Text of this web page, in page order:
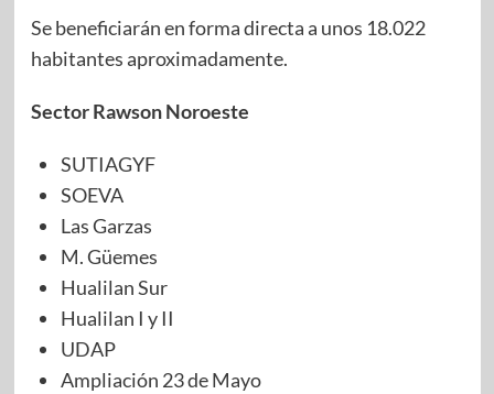
Se beneficiarán en forma directa a unos 18.022
habitantes aproximadamente.
Sector Rawson Noroeste
SUTIAGYF
SOEVA
Las Garzas
M. Güemes
Hualilan Sur
Hualilan I y II
UDAP
Ampliación 23 de Mayo